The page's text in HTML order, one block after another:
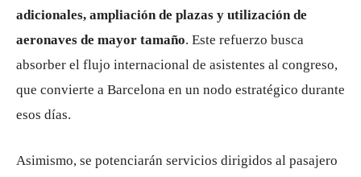
adicionales, ampliación de plazas y utilización de
aeronaves de mayor tamaño. Este refuerzo busca
absorber el flujo internacional de asistentes al congreso,
que convierte a Barcelona en un nodo estratégico durante
esos días.
Asimismo, se potenciarán servicios dirigidos al pasajero